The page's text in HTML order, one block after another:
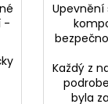
-
Upevnění
Každý z
byla